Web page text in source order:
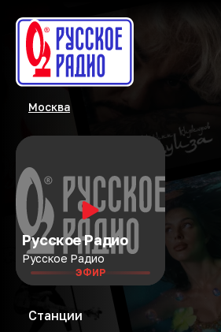
Москва
Русское Радио
Русское Радио
ЭФИР
Станции